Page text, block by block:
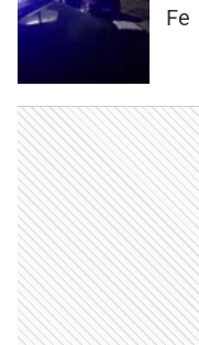
Fe